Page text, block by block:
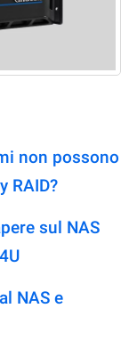
non possono
RAID?
sul NAS
NAS e